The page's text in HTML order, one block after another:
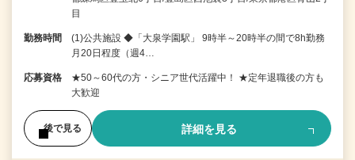
目
勤務時間
(1)公共施設 ◆「大泉学園駅」 9時半～20時半の間で8h勤務
月20日程度（週4…
応募資格
★50～60代の方・シニア世代活躍中！ ★定年退職後の方も
大歓迎
後で見る 詳細を見る